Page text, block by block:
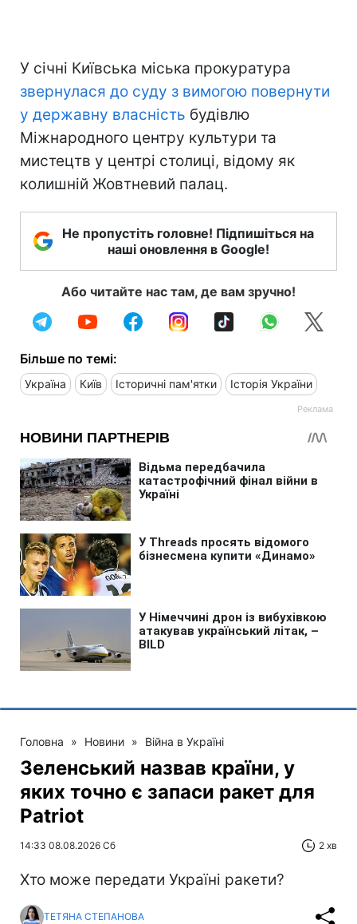
У січні Київська міська прокуратура
звернулася до суду з вимогою повернути
у державну власність будівлю
Міжнародного центру культури та
мистецтв у центрі столиці, відому як
колишній Жовтневий палац.
Не пропустіть головне! Підпишіться на
наші оновлення в Google!
Або читайте нас там, де вам зручно!
Більше по темі:
Україна Київ Історичні пам'ятки Історія України
Головна » Новини » Війна в Україні
Зеленський назвав країни, у
яких точно є запаси ракет для
Patriot
14:33 08.08.2026 Сб 2 хв
Хто може передати Україні ракети?
ТЕТЯНА СТЕПАНОВА